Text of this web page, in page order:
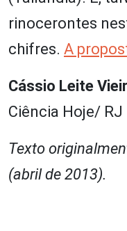
rinocerontes
chifres. A
Cássio Leite
Ciência Hoje/ RJ
Texto
(abril de 2013).